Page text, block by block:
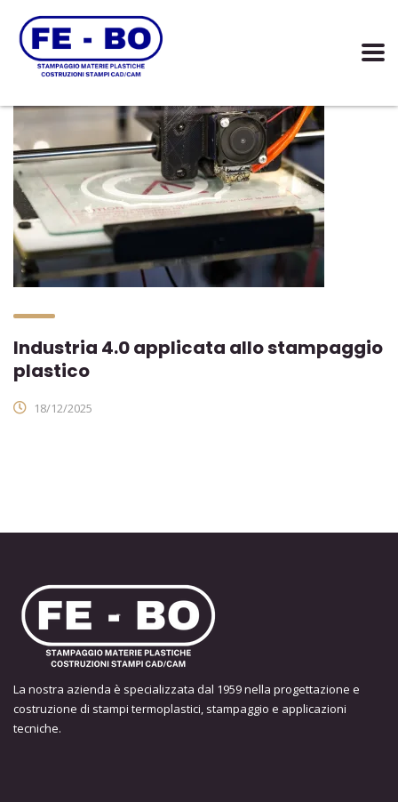
Industria 4.0 applicata allo stampaggio
plastico
18/12/2025
La nostra azienda è specializzata dal 1959 nella progettazione e
costruzione di stampi termoplastici, stampaggio e applicazioni
tecniche.